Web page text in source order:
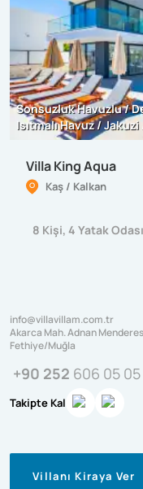
Sonsuzluk Havuzlu /
Isıtmalı Havuz / Jakuzi
Villa King Aqua
Kaş / Kalkan
8 Kişi, 4 Yatak Odası
info@villavillam.com.tr
Akarca Mah. Adnan
Fethiye/Muğla
+90 252 606 05 05
Takipte Kal
Villanı Kiraya Ver